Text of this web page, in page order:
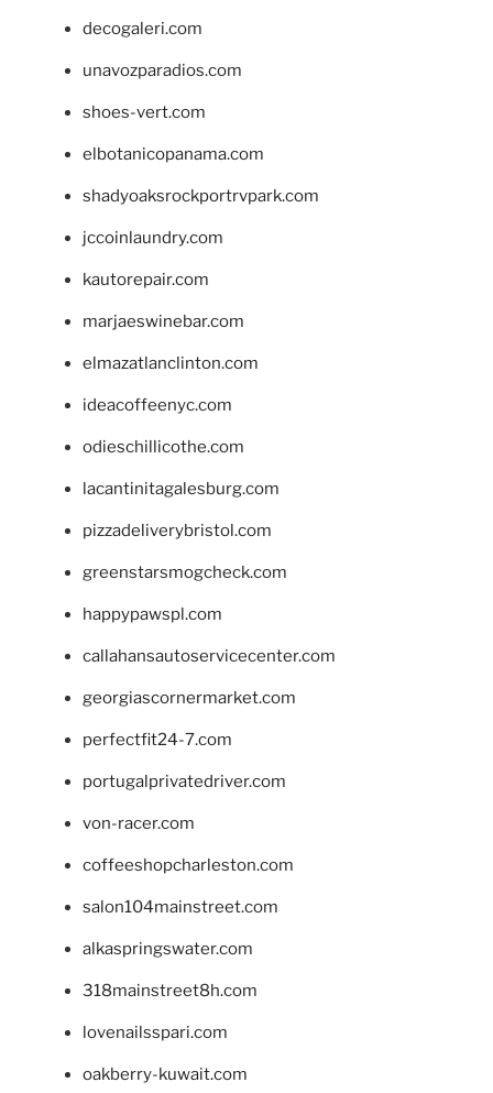
decogaleri.com
unavozparadios.com
shoes-vert.com
elbotanicopanama.com
shadyoaksrockportrvpark.com
jccoinlaundry.com
kautorepair.com
marjaeswinebar.com
elmazatlanclinton.com
ideacoffeenyc.com
odieschillicothe.com
lacantinitagalesburg.com
pizzadeliverybristol.com
greenstarsmogcheck.com
happypawspl.com
callahansautoservicecenter.com
georgiascornermarket.com
perfectfit24-7.com
portugalprivatedriver.com
von-racer.com
coffeeshopcharleston.com
salon104mainstreet.com
alkaspringswater.com
318mainstreet8h.com
lovenailsspari.com
oakberry-kuwait.com